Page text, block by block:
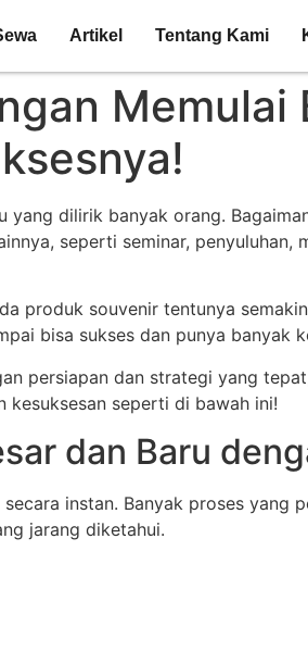
Artikel Tentang Kami
Memulai
yang dilirik banyak orang.
seperti seminar, penyuluhan,
produk souvenir tentunya
bisa sukses dan punya banyak
persiapan dan strategi yang
kesuksesan seperti di bawah ini!
dan Baru
instan. Banyak proses yang
jarang diketahui.